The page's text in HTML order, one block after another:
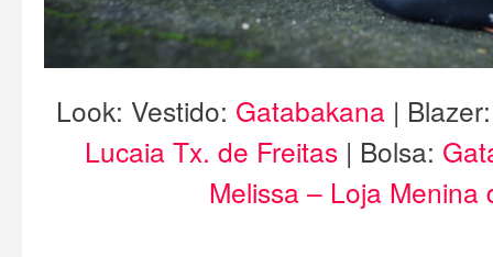
Look: Vestido: Gatabakana |
Lucaia Tx. de Freitas| Bolsa:
Melissa – Loja Menina